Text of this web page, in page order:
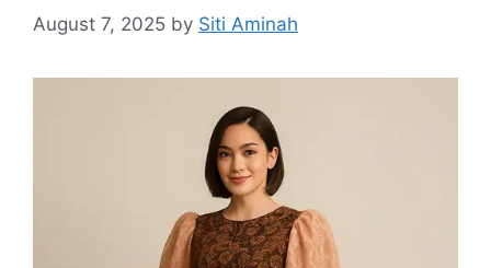
August 7, 2025 by Siti Aminah